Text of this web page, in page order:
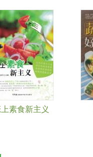
素食新主义